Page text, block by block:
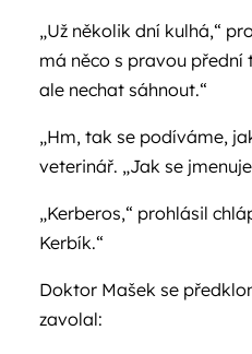
„Už několik dní kulhá,“
má něco s pravou přední
ale nechat sáhnout.“
„Hm, tak se podíváme,
veterinář. „Jak se
„Kerberos,“ prohlásil
Kerbík.“
Doktor Mašek se
zavolal: